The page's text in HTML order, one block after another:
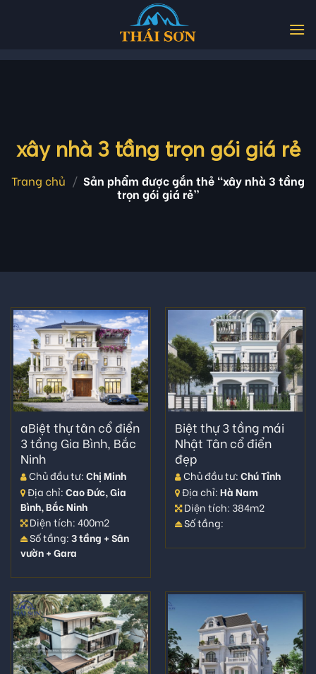
xây nhà 3 tầng trọn gói giá rẻ
Trang chủ / Sản phẩm được gắn thẻ “xây nhà 3 tầng
trọn gói giá rẻ”
aBiệt thự tân cổ điển
3 tầng Gia Bình, Bắc
Ninh
Chủ đầu tư: Chị Minh
Địa chỉ: Cao Đức, Gia
Bình, Bắc Ninh
Diện tích: 400m2
Số tầng: 3 tầng + Sân
vườn + Gara
Biệt thự 3 tầng mái
Nhật Tân cổ điển
đẹp
Chủ đầu tư: Chú Tỉnh
Địa chỉ: Hà Nam
Diện tích: 384m2
Số tầng: